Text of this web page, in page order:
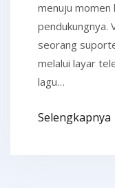
menuju momen
pendukungnya.
seorang
melalui layar
lagu…
Selengkapnya